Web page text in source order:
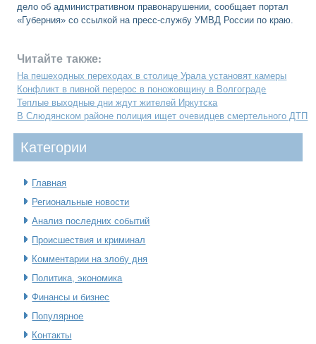
дело об административном правонарушении, сообщает портал
«Губерния» со ссылкой на пресс-службу УМВД России по краю.
Читайте также:
На пешеходных переходах в столице Урала установят камеры
Конфликт в пивной перерос в поножовщину в Волгограде
Теплые выходные дни ждут жителей Иркутска
В Слюдянском районе полиция ищет очевидцев смертельного ДТП
Категοрии
Главная
Региональные новости
Анализ последних событий
Происшествия и криминал
Комментарии на злобу дня
Политика, экономика
Финансы и бизнес
Популярное
Контакты